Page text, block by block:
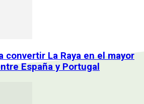
convertir La Raya en el mayor
España y Portugal